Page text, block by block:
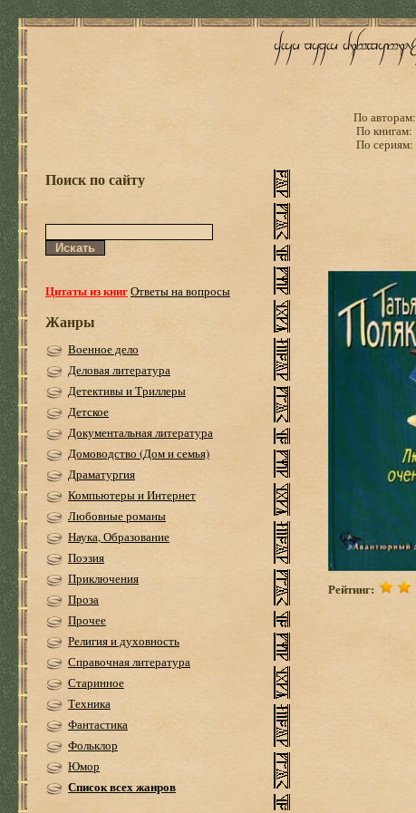
По авторам:
По книгам:
По сериям:
Поиск по сайту
Цитаты из книгОтветы на вопросы
Жанры
Военное дело
Деловая литература
Детективы и Триллеры
Детское
Документальная литература
Домоводство (Дом и семья)
Драматургия
Компьютеры и Интернет
Любовные романы
Наука, Образование
Поэзия
Приключения
Проза
Прочее
Религия и духовность
Справочная литература
Старинное
Техника
Фантастика
Фольклор
Юмор
Список всех жанров
Рейтинг: